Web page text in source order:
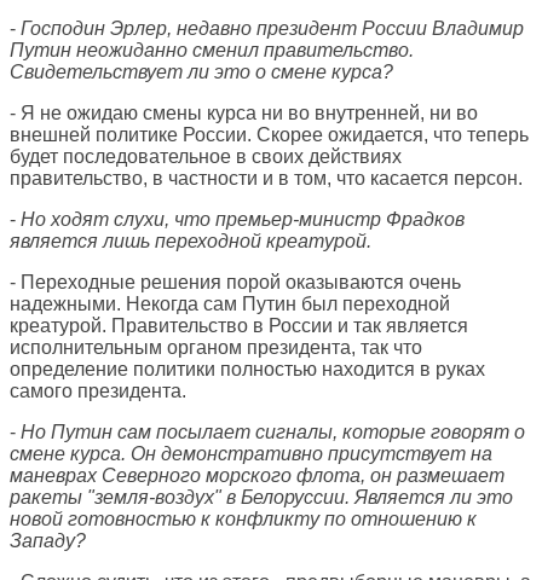
- Господин Эрлер, недавно президент России Владимир
Путин неожиданно сменил правительство.
Свидетельствует ли это о смене курса?
- Я не ожидаю смены курса ни во внутренней, ни во
внешней политике России. Скорее ожидается, что теперь
будет последовательное в своих действиях
правительство, в частности и в том, что касается персон.
- Но ходят слухи, что премьер-министр Фрадков
является лишь переходной креатурой.
- Переходные решения порой оказываются очень
надежными. Некогда сам Путин был переходной
креатурой. Правительство в России и так является
исполнительным органом президента, так что
определение политики полностью находится в руках
самого президента.
- Но Путин сам посылает сигналы, которые говорят о
смене курса. Он демонстративно присутствует на
маневрах Северного морского флота, он размешает
ракеты "земля-воздух" в Белоруссии. Является ли это
новой готовностью к конфликту по отношению к
Западу?